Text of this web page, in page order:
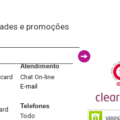
e promoções
Atendimento
Chat On-line
E-mail
Telefones
Todo